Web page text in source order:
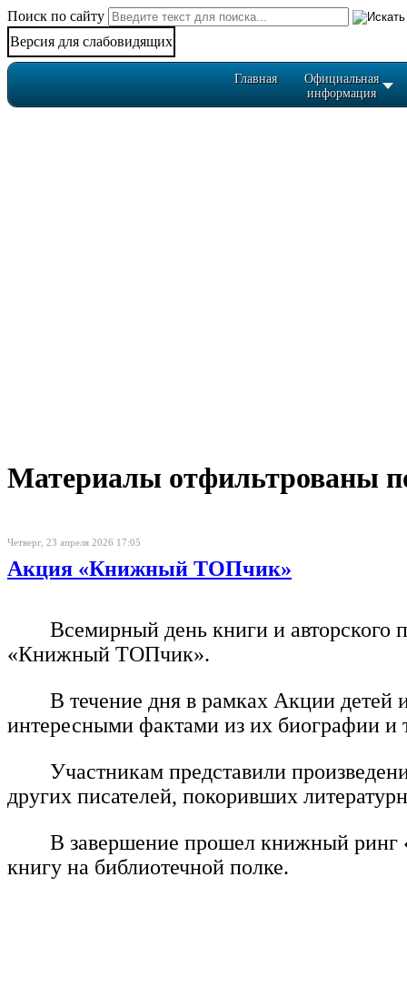
Поиск по сайту
Версия для слабовидящих
Главная
Официальная
информация
Материалы отфильтрованы
Четверг, 23 апреля 2026 17:05
Акция «Книжный ТОПчик»
Всемирный день книги и авторского
«Книжный ТОПчик».
В течение дня в рамках Акции
интересными фактами из их биографии и
Участникам представили
других писателей, покоривших
В завершение прошел книжный ринг
книгу на библиотечной полке.